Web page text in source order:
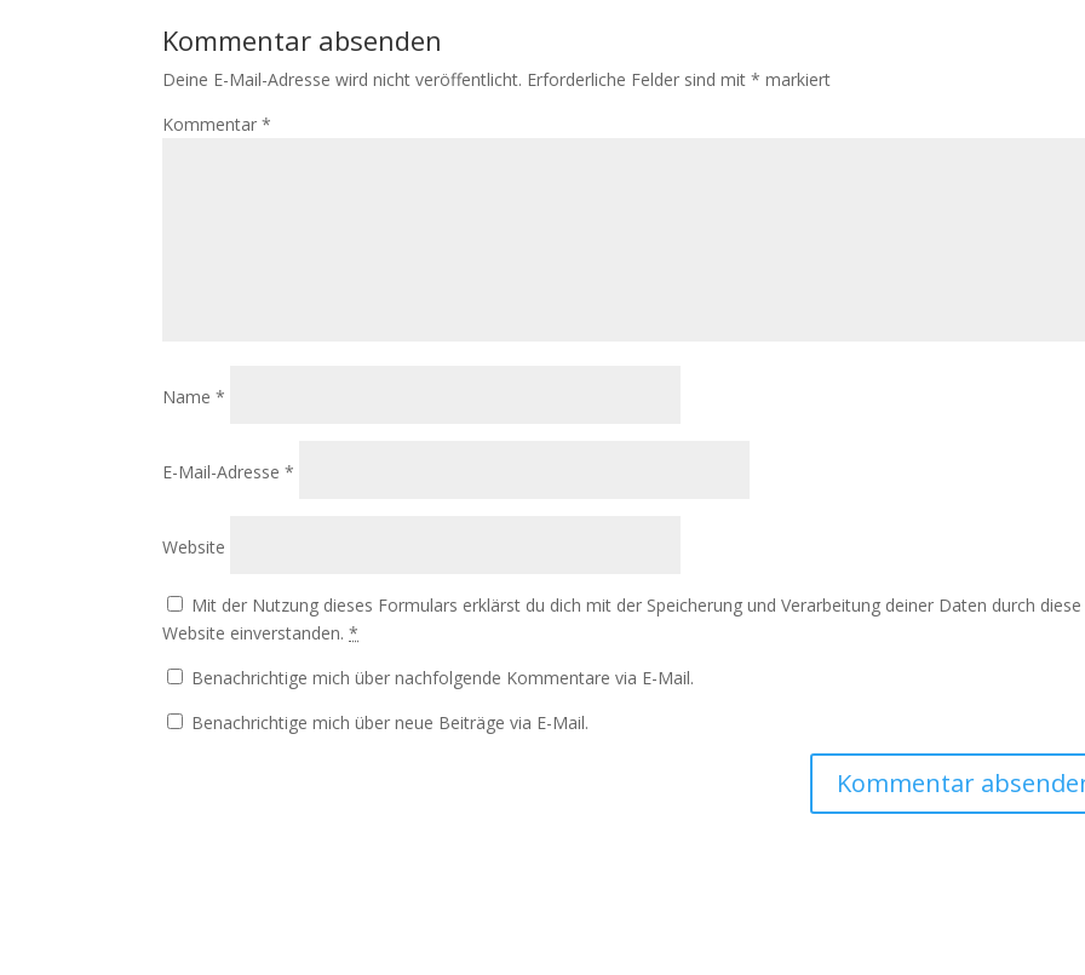
Kommentar absenden
Deine E-Mail-Adresse wird nicht veröffentlicht. Erforderliche Felder sind mit* markiert
Kommentar*
Name*
E-Mail-Adresse*
Website
Mit der Nutzung dieses Formulars erklärst du dich mit der Speicherung und Verarbeitung deiner Daten durch diese
Website einverstanden.*
Benachrichtige mich über nachfolgende Kommentare via E-Mail.
Benachrichtige mich über neue Beiträge via E-Mail.